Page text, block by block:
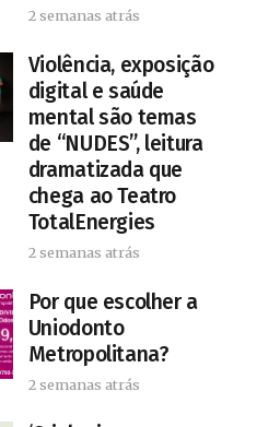
2 semanas atrás
Violência, exposição
digital e saúde
mental são temas
de “NUDES”, leitura
dramatizada que
chega ao Teatro
TotalEnergies
2 semanas atrás
Por que escolher a
Uniodonto
Metropolitana?
2 semanas atrás